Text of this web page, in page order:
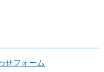
せフォーム